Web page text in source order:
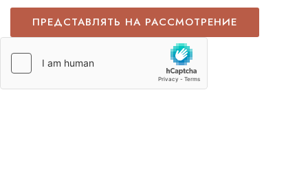
German
French